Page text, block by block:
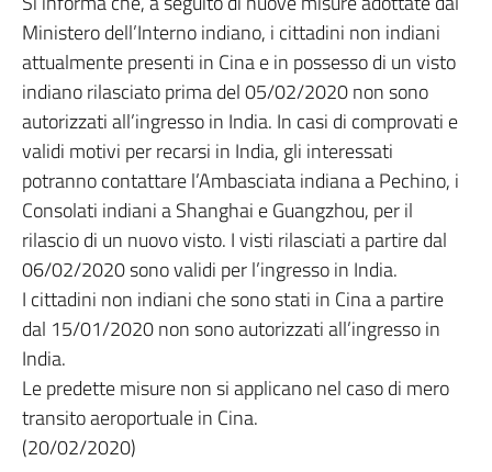
Ministero dell’Interno indiano, i cittadini non indiani
attualmente presenti in Cina e in possesso di un visto
indiano rilasciato prima del 05/02/2020 non sono
autorizzati all’ingresso in India. In casi di comprovati e
validi motivi per recarsi in India, gli interessati
potranno contattare l’Ambasciata indiana a Pechino, i
Consolati indiani a Shanghai e Guangzhou, per il
rilascio di un nuovo visto. I visti rilasciati a partire dal
06/02/2020 sono validi per l’ingresso in India.
I cittadini non indiani che sono stati in Cina a partire
dal 15/01/2020 non sono autorizzati all’ingresso in
India.
Le predette misure non si applicano nel caso di mero
transito aeroportuale in Cina.
(20/02/2020)